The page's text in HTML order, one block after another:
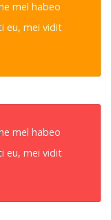
mel habeo
eu, mei vidit
mel habeo
eu, mei vidit